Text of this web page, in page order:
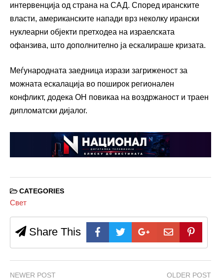
интервенција од страна на САД. Според иранските
власти, американските напади врз неколку ирански
нуклеарни објекти претходеа на израелската
офанзива, што дополнително ја ескалираше кризата.
Меѓународната заедница изрази загриженост за
можната ескалација во поширок регионален
конфликт, додека ОН повикаа на воздржаност и траен
дипломатски дијалог.
CATEGORIES
Свет
Share This
NEWER POST OLDER POST